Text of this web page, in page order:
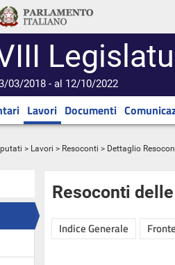
03/2018 - al 12/10/2022
Lavori Documenti
> Lavori > Resoconti > Dettaglio
Resoconti
Indice Generale